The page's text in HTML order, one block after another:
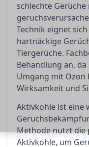
schlechte
Technik eignet
hartnäckige
Tiergerüche.
Behandlung an,
Umgang mit Ozon
Wirksamkeit und
Aktivkohle ist eine
Methode nutzt
Aktivkohle, um